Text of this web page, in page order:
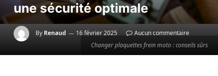
Changer plaquettes frein moto : conseils sûrs
une sécurité optimale
By Renaud 16 février 2025 Aucun commentaire